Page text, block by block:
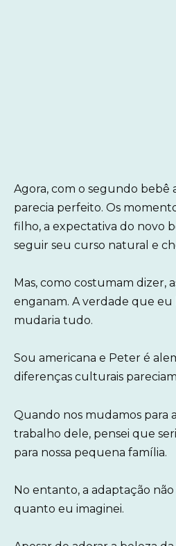
Agora, com o segundo bebê
parecia perfeito. Os
filho, a expectativa do novo
seguir seu curso natural e
Mas, como costumam dizer,
enganam. A verdade que eu
mudaria tudo.
Sou americana e Peter é
diferenças culturais
Quando nos mudamos para
trabalho dele, pensei que
para nossa pequena família.
No entanto, a adaptação
quanto eu imaginei.